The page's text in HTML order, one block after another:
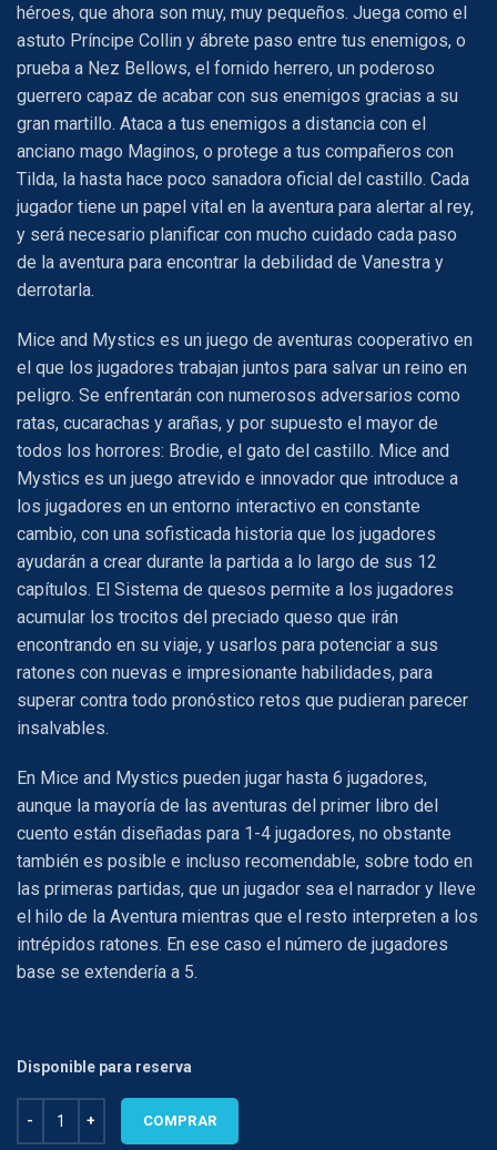
héroes, que ahora son muy, muy pequeños. Juega como el
astuto Príncipe Collin y ábrete paso entre tus enemigos, o
prueba a Nez Bellows, el fornido herrero, un poderoso
guerrero capaz de acabar con sus enemigos gracias a su
gran martillo. Ataca a tus enemigos a distancia con el
anciano mago Maginos, o protege a tus compañeros con
Tilda, la hasta hace poco sanadora oficial del castillo. Cada
jugador tiene un papel vital en la aventura para alertar al rey,
y será necesario planificar con mucho cuidado cada paso
de la aventura para encontrar la debilidad de Vanestra y
derrotarla.
Mice and Mystics es un juego de aventuras cooperativo en
el que los jugadores trabajan juntos para salvar un reino en
peligro. Se enfrentarán con numerosos adversarios como
ratas, cucarachas y arañas, y por supuesto el mayor de
todos los horrores: Brodie, el gato del castillo. Mice and
Mystics es un juego atrevido e innovador que introduce a
los jugadores en un entorno interactivo en constante
cambio, con una sofisticada historia que los jugadores
ayudarán a crear durante la partida a lo largo de sus 12
capítulos. El Sistema de quesos permite a los jugadores
acumular los trocitos del preciado queso que irán
encontrando en su viaje, y usarlos para potenciar a sus
ratones con nuevas e impresionante habilidades, para
superar contra todo pronóstico retos que pudieran parecer
insalvables.
En Mice and Mystics pueden jugar hasta 6 jugadores,
aunque la mayoría de las aventuras del primer libro del
cuento están diseñadas para 1-4 jugadores, no obstante
también es posible e incluso recomendable, sobre todo en
las primeras partidas, que un jugador sea el narrador y lleve
el hilo de la Aventura mientras que el resto interpreten a los
intrépidos ratones. En ese caso el número de jugadores
base se extendería a 5.
Disponible para reserva
MICE AND MYSTICS 3ra Edicion cantidad
COMPRAR